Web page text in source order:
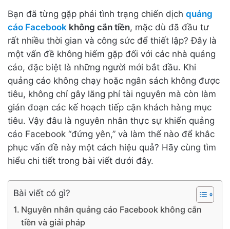
Bạn đã từng gặp phải tình trạng chiến dịch quảng
cáo Facebook không cắn tiền, mặc dù đã đầu tư
rất nhiều thời gian và công sức để thiết lập? Đây là
một vấn đề không hiếm gặp đối với các nhà quảng
cáo, đặc biệt là những người mới bắt đầu. Khi
quảng cáo không chạy hoặc ngân sách không được
tiêu, không chỉ gây lãng phí tài nguyên mà còn làm
gián đoạn các kế hoạch tiếp cận khách hàng mục
tiêu. Vậy đâu là nguyên nhân thực sự khiến quảng
cáo Facebook “đứng yên,” và làm thế nào để khắc
phục vấn đề này một cách hiệu quả? Hãy cùng tìm
hiểu chi tiết trong bài viết dưới đây.
Bài viết có gì?
Nguyên nhân quảng cáo Facebook không cắn
tiền và giải pháp